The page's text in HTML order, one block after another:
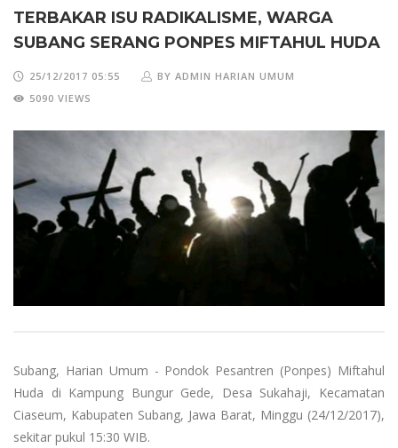
TERBAKAR ISU RADIKALISME, WARGA
SUBANG SERANG PONPES MIFTAHUL HUDA
25/12/2017 05:55
BY ADMIN HARIAN UMUM
5090 VIEWS
Subang, Harian Umum - Pondok Pesantren (Ponpes) Miftahul
Huda di Kampung Bungur Gede, Desa Sukahaji, Kecamatan
Ciaseum, Kabupaten Subang, Jawa Barat, Minggu (24/12/2017),
sekitar pukul 15:30 WIB.